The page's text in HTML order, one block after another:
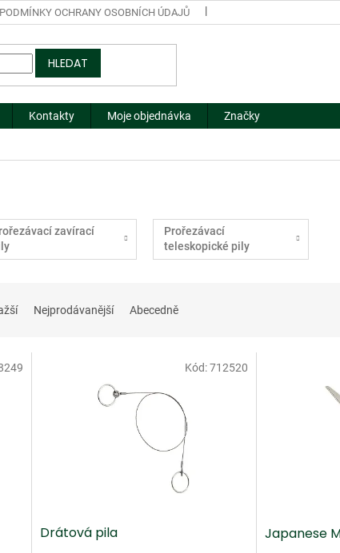
PODMÍNKY OCHRANY OSOBNÍCH ÚDAJŮ
HLEDAT
Kontakty Moje objednávka Značky
zavírací
Prořezávací
teleskopické pily
Nejprodávanější Abecedně
Drátová pila
Kód:712520
Japanese